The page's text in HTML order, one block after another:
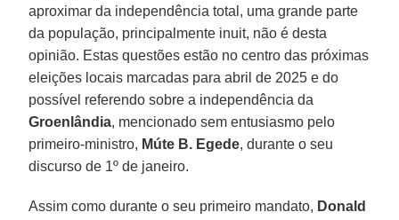
aproximar da independência total, uma grande parte
da população, principalmente inuit, não é desta
opinião. Estas questões estão no centro das próximas
eleições locais marcadas para abril de 2025 e do
possível referendo sobre a independência da
Groenlândia, mencionado sem entusiasmo pelo
primeiro-ministro, Múte B. Egede, durante o seu
discurso de 1º de janeiro.
Assim como durante o seu primeiro mandato, Donald